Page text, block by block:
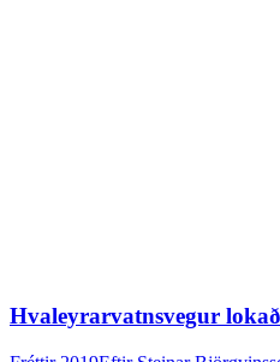
Hvaleyrarvatnsvegur